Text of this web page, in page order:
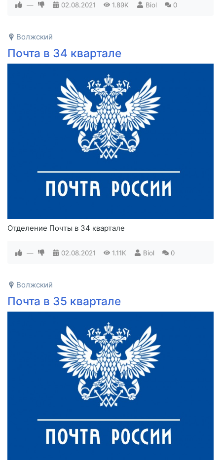
— 02.08.2021 1.89K Biol 0
Волжский
Почта в 34 квартале
Отделение Почты в 34 квартале
— 02.08.2021 1.11K Biol 0
Волжский
Почта в 35 квартале